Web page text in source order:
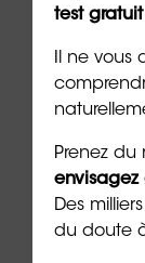
Les +
test
Il ne vous
Prenez du
envisagez
Des
du doute